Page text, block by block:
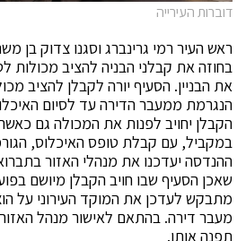
דוברות העירייה
ראש העיר רמי גרינברג וסגנו צדוק בן
בחוזה את קבלני הבניה להציב מכולות
את הבניין. הסעיף יורה לקבלן להציב
הנגרמת ממעבר הדירה עד לסיום
הקבלן יחויב לפנות את המכולה גם
במקביל, עם קבלת טופס האיכלוס,
ההנדסה יעדכנו את מנהלי האזור
שאכן הסעיף שבו חויב הקבלן מיושם
מתבקש לעדכן את המוקד העירוני על
מעבר דירה. בהתאם לאישור מנהל האזור
תפנה אותו.